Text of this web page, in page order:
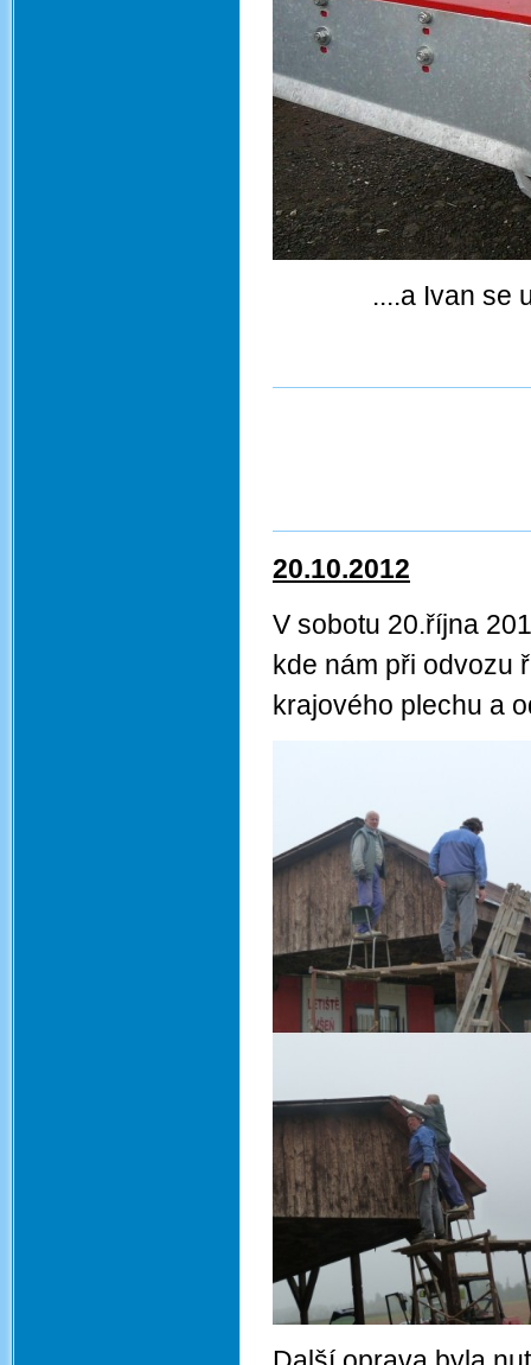
....a Ivan se
20.10.2012
V sobotu 20.října
kde nám při odvozu
krajového plechu a